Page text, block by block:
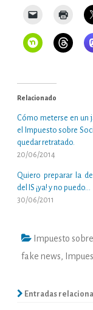
Relacionado
Cómo meterse en un
el Impuesto sobre
quedar retratado.
20/06/2014
Quiero preparar la
del IS ¡ya! y no puedo…
30/06/2011
Impuesto
fake news,
Entradas